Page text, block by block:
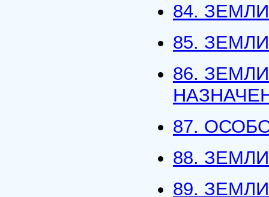
84.
85.
86.
87.
88.
89.